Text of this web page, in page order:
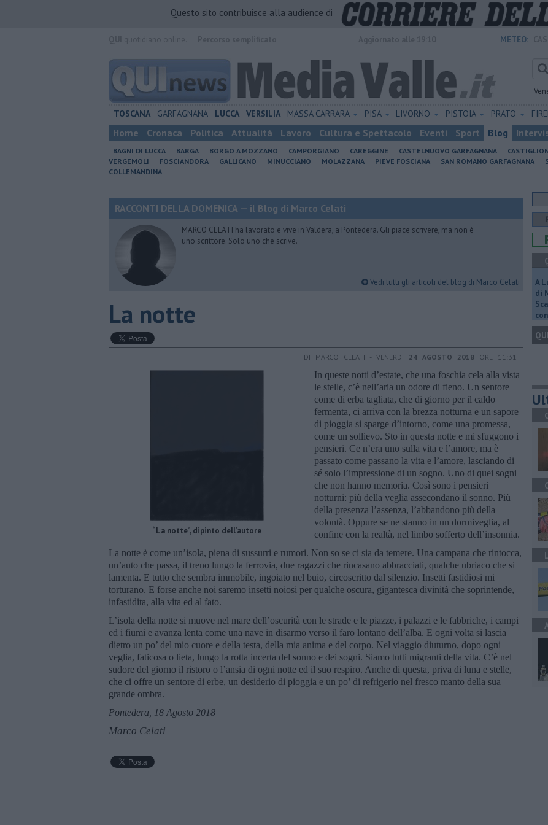
Questo sito contribuisce alla audience di
METEO:
TOSCANA GARFAGNANA LUCCA VERSILIA MASSA CARRARA PISA LIVORNO PISTOIA PRATO
Home Cronaca Politica Attualità Lavoro Cultura e Spettacolo Eventi Sport Blog
BAGNI DI LUCCA BARGA BORGO A MOZZANO CAMPORGIANO CAREGGINE CASTELNUOVO GARFAGNANA
VERGEMOLI
FOSCIANDORA GALLICANO MINUCCIANO MOLAZZANA PIEVE FOSCIANA SAN ROMANO GARFAGNANA
COLLEMANDINA
RACCONTI DELLA DOMENICA — il Blog di Marco Celati
MARCO CELATI ha lavorato e vive in Valdera, a Pontedera. Gli piace scrivere, ma non è
uno scrittore. Solo uno che scrive.
Vedi tutti gli articoli del blog di Marco Celati
La notte
DI MARCO CELATI - VENERDÌ 24 AGOSTO 2018 ORE 11:31
“La notte”, dipinto dell’autore
In queste notti d’estate, che una foschia cela alla vista
le stelle, c’è nell’aria un odore di fieno. Un sentore
come di erba tagliata, che di giorno per il caldo
fermenta, ci arriva con la brezza notturna e un sapore
di pioggia si sparge d’intorno, come una promessa,
come un sollievo. Sto in questa notte e mi sfuggono i
pensieri. Ce n’era uno sulla vita e l’amore, ma è
passato come passano la vita e l’amore, lasciando di
sé solo l’impressione di un sogno. Uno di quei sogni
che non hanno memoria. Così sono i pensieri
notturni: più della veglia assecondano il sonno. Più
della presenza l’assenza, l’abbandono più della
volontà. Oppure se ne stanno in un dormiveglia, al
confine con la realtà, nel limbo sofferto dell’insonnia.
La notte è come un’isola, piena di sussurri e rumori. Non so se ci sia da temere. Una campana che rintocca,
un’auto che passa, il treno lungo la ferrovia, due ragazzi che rincasano abbracciati, qualche ubriaco che si
lamenta. E tutto che sembra immobile, ingoiato nel buio, circoscritto dal silenzio. Insetti fastidiosi mi
torturano. E forse anche noi saremo insetti noiosi per qualche oscura, gigantesca divinità che soprintende,
infastidita, alla vita ed al fato.
L’isola della notte si muove nel mare dell’oscurità con le strade e le piazze, i palazzi e le fabbriche, i campi
ed i fiumi e avanza lenta come una nave in disarmo verso il faro lontano dell’alba. E ogni volta si lascia
dietro un po’ del mio cuore e della testa, della mia anima e del corpo. Nel viaggio diuturno, dopo ogni
veglia, faticosa o lieta, lungo la rotta incerta del sonno e dei sogni. Siamo tutti migranti della vita. C’è nel
sudore del giorno il ristoro o l’ansia di ogni notte ed il suo respiro. Anche di questa, priva di luna e stelle,
che ci offre un sentore di erbe, un desiderio di pioggia e un po’ di refrigerio nel fresco manto della sua
grande ombra.
Pontedera, 18 Agosto 2018
Marco Celati
A
di
QUI